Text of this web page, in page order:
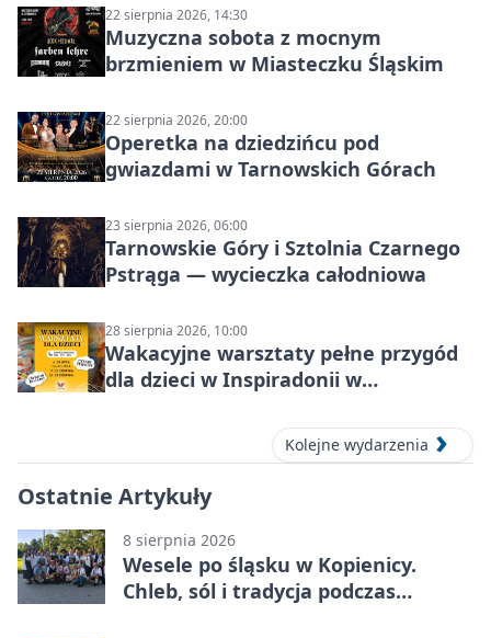
22 sierpnia 2026, 14:30
Muzyczna sobota z mocnym
brzmieniem w Miasteczku Śląskim
22 sierpnia 2026, 20:00
Operetka na dziedzińcu pod
gwiazdami w Tarnowskich Górach
23 sierpnia 2026, 06:00
Tarnowskie Góry i Sztolnia Czarnego
Pstrąga — wycieczka całodniowa
28 sierpnia 2026, 10:00
Wakacyjne warsztaty pełne przygód
dla dzieci w Inspiradonii w
Kolejne wydarzenia
Ostatnie Artykuły
8 sierpnia 2026
Wesele po śląsku w Kopienicy.
Chleb, sól i tradycja podczas